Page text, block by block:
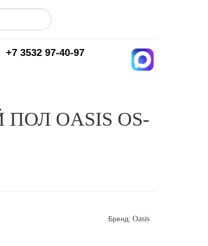
+7 3532 97-40-97
OASIS OS-
Бренд: Oasis